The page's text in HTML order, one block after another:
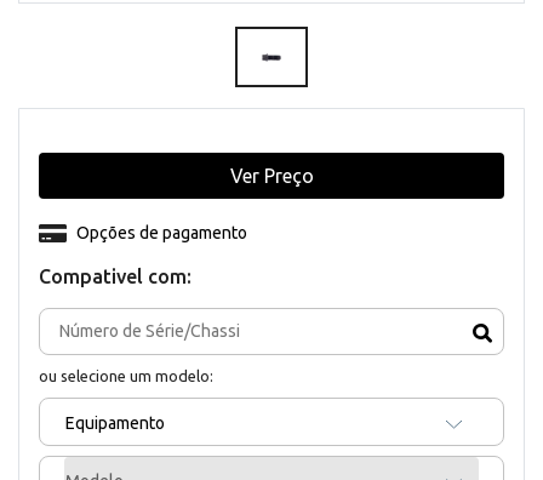
Compativel com:
ou selecione um modelo:
Equipamento
Opções de pagamento
Ver Preço